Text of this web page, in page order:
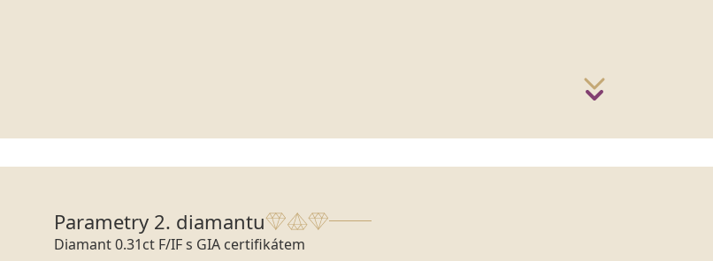
Parametry 2. diamantu
Diamant 0.31ct F/IF s GIA certifikátem